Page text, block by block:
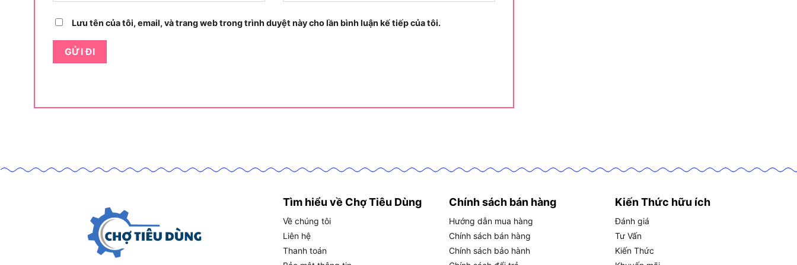
Đặc điểm và tính năng kỹ thuật của Milwaukee 48-00-4782
Đặc điểm và tính năng kỹ thuật của Milwaukee 48-00-4782
Chất liệu Bi-Metal: Lưỡi cưa kết hợp thép tốc độ cao (HSS) và thép carbon, đảm bảo độ dẻo dai,
chống gãy và chống mài mòn.
Công nghệ Torch: Tăng cường khả năng cắt nhanh, giảm nhiệt độ trong quá trình cắt, kéo dài tuổi
Lưu tên của tôi, email, và trang web trong trình duyệt này cho lần bình luận kế tiếp của tôi.
Tìm hiểu về Chợ Tiêu Dùng
Về chúng tôi
Liên hệ
Thanh toán
Chính sách bán hàng
Hướng dẫn mua hàng
Chính sách bán hàng
Chính sách bảo hành
Kiến Thức hữu ích
Đánh giá
Tư Vấn
Kiến Thức